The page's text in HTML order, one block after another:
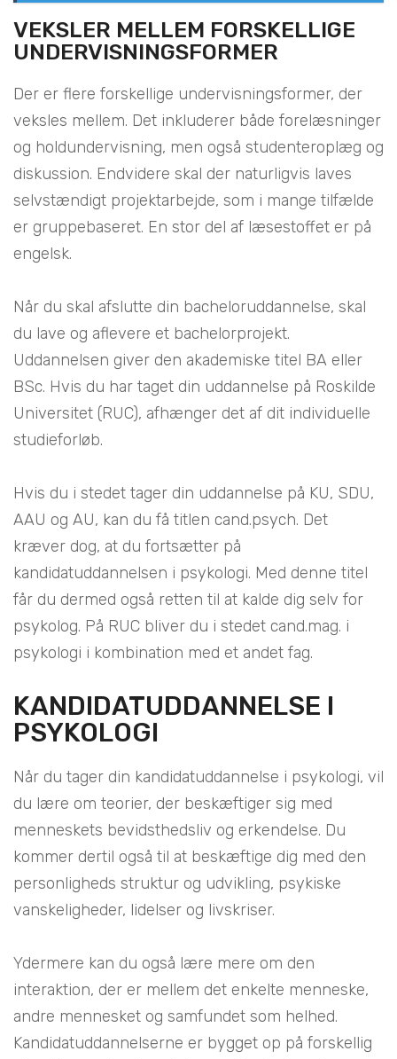
VEKSLER MELLEM FORSKELLIGE
UNDERVISNINGSFORMER
Der er flere forskellige undervisningsformer, der
veksles mellem. Det inkluderer både forelæsninger
og holdundervisning, men også studenteroplæg og
diskussion. Endvidere skal der naturligvis laves
selvstændigt projektarbejde, som i mange tilfælde
er gruppebaseret. En stor del af læsestoffet er på
engelsk.
Når du skal afslutte din bacheloruddannelse, skal
du lave og aflevere et bachelorprojekt.
Uddannelsen giver den akademiske titel BA eller
BSc. Hvis du har taget din uddannelse på Roskilde
Universitet (RUC), afhænger det af dit individuelle
studieforløb.
Hvis du i stedet tager din uddannelse på KU, SDU,
AAU og AU, kan du få titlen cand.psych. Det
kræver dog, at du fortsætter på
kandidatuddannelsen i psykologi. Med denne titel
får du dermed også retten til at kalde dig selv for
psykolog. På RUC bliver du i stedet cand.mag. i
psykologi i kombination med et andet fag.
KANDIDATUDDANNELSE I
PSYKOLOGI
Når du tager din kandidatuddannelse i psykologi, vil
du lære om teorier, der beskæftiger sig med
menneskets bevidsthedsliv og erkendelse. Du
kommer dertil også til at beskæftige dig med den
personligheds struktur og udvikling, psykiske
vanskeligheder, lidelser og livskriser.
Ydermere kan du også lære mere om den
interaktion, der er mellem det enkelte menneske,
andre mennesket og samfundet som helhed.
Kandidatuddannelserne er bygget op på forskellig